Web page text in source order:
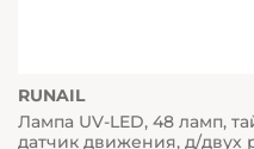
RUNAIL
Лампа UV-LED, 48 ламп,
датчик движения, д/двух